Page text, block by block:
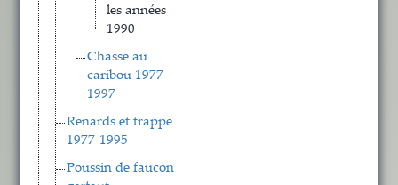
les années
1990
Chasse au
caribou 1977-
1997
Renards et trappe
1977-1995
Poussin de faucon